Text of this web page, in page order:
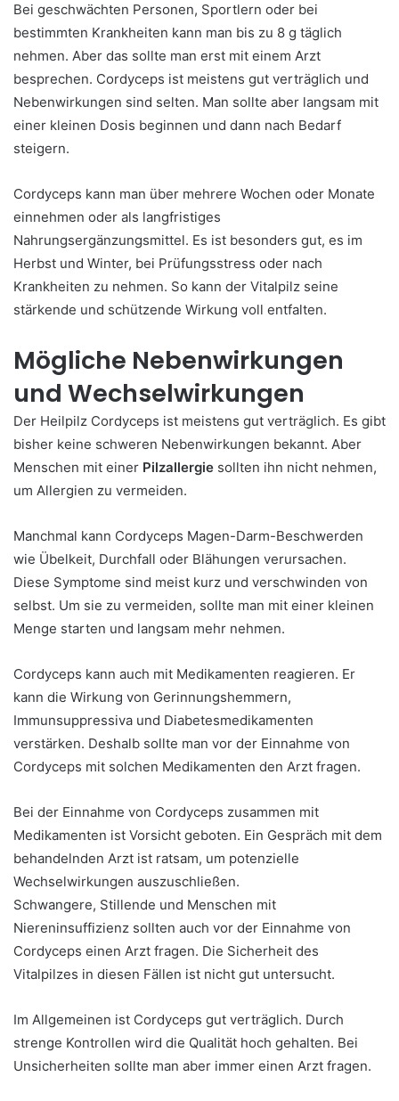
Bei geschwächten Personen, Sportlern oder bei
bestimmten Krankheiten kann man bis zu 8 g täglich
nehmen. Aber das sollte man erst mit einem Arzt
besprechen. Cordyceps ist meistens gut verträglich und
Nebenwirkungen sind selten. Man sollte aber langsam mit
einer kleinen Dosis beginnen und dann nach Bedarf
steigern.
Cordyceps kann man über mehrere Wochen oder Monate
einnehmen oder als langfristiges
Nahrungsergänzungsmittel. Es ist besonders gut, es im
Herbst und Winter, bei Prüfungsstress oder nach
Krankheiten zu nehmen. So kann der Vitalpilz seine
stärkende und schützende Wirkung voll entfalten.
Mögliche Nebenwirkungen
und Wechselwirkungen
Der Heilpilz Cordyceps ist meistens gut verträglich. Es gibt
bisher keine schweren Nebenwirkungen bekannt. Aber
Menschen mit einer Pilzallergie sollten ihn nicht nehmen,
um Allergien zu vermeiden.
Manchmal kann Cordyceps Magen-Darm-Beschwerden
wie Übelkeit, Durchfall oder Blähungen verursachen.
Diese Symptome sind meist kurz und verschwinden von
selbst. Um sie zu vermeiden, sollte man mit einer kleinen
Menge starten und langsam mehr nehmen.
Cordyceps kann auch mit Medikamenten reagieren. Er
kann die Wirkung von Gerinnungshemmern,
Immunsuppressiva und Diabetesmedikamenten
verstärken. Deshalb sollte man vor der Einnahme von
Cordyceps mit solchen Medikamenten den Arzt fragen.
Bei der Einnahme von Cordyceps zusammen mit
Medikamenten ist Vorsicht geboten. Ein Gespräch mit dem
behandelnden Arzt ist ratsam, um potenzielle
Wechselwirkungen auszuschließen.
Schwangere, Stillende und Menschen mit
Niereninsuffizienz sollten auch vor der Einnahme von
Cordyceps einen Arzt fragen. Die Sicherheit des
Vitalpilzes in diesen Fällen ist nicht gut untersucht.
Im Allgemeinen ist Cordyceps gut verträglich. Durch
strenge Kontrollen wird die Qualität hoch gehalten. Bei
Unsicherheiten sollte man aber immer einen Arzt fragen.